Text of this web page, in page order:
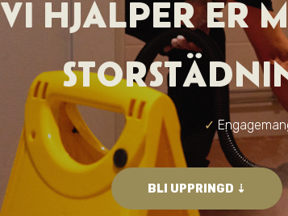
VI HJÄLPER ER
✓
BLI UPPRINGD ⇣